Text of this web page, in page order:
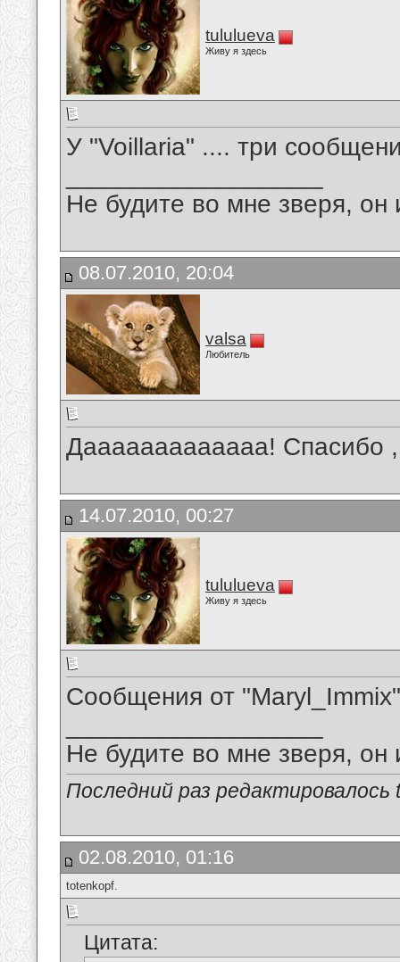
tululueva
Живу я здесь
У "Voillaria" .... три
Не будите во мне зверя, он
08.07.2010, 20:04
valsa
Любитель
Дааааааааааааа! Спасибо
14.07.2010, 00:27
tululueva
Живу я здесь
Сообщения от
Не будите во мне зверя, он
Последний раз
02.08.2010, 01:16
totenkopf.
Цитата: